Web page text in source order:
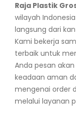
Raja Plastik
wilayah
langsung dari
Kami bekerja
terbaik untuk
Anda pesan
keadaan aman
mengenai order
melalui layanan